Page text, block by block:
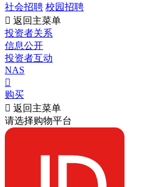
社会招聘 校园招聘
 返回主菜单
投资者关系
信息公开
投资者互动
NAS

购买
 返回主菜单
请选择购物平台